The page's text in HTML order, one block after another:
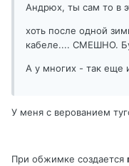
Андрюх, ты сам то в
хоть после одной
кабеле.... СМЕШНО.
А у многих - так
У меня с верованием
При обжимке создается